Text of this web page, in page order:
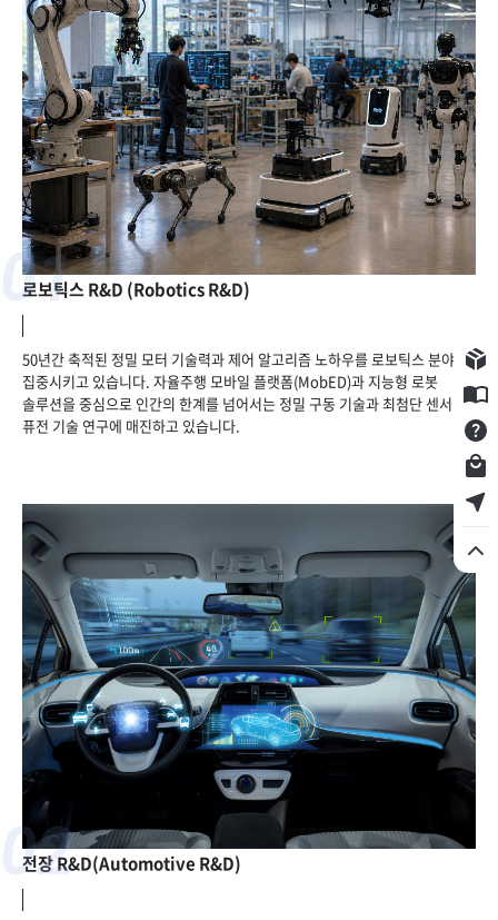
로보틱스 R&D (Robotics R&D)
01
50년간 축적된 정밀 모터 기술력과 제어 알고리즘 노하우를 로보틱스 분야에
집중시키고 있습니다. 자율주행 모바일 플랫폼(MobED)과 지능형 로봇
솔루션을 중심으로 인간의 한계를 넘어서는 정밀 구동 기술과 최첨단 센서
퓨전 기술 연구에 매진하고 있습니다.
전장 R&D(Automotive R&D)
02
구입제품등록
E카달로그
서비스점 찾기